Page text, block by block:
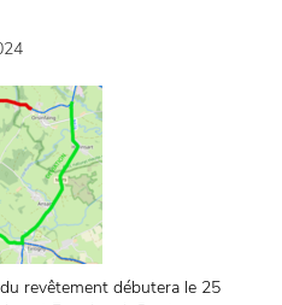
revêtement débutera le 25